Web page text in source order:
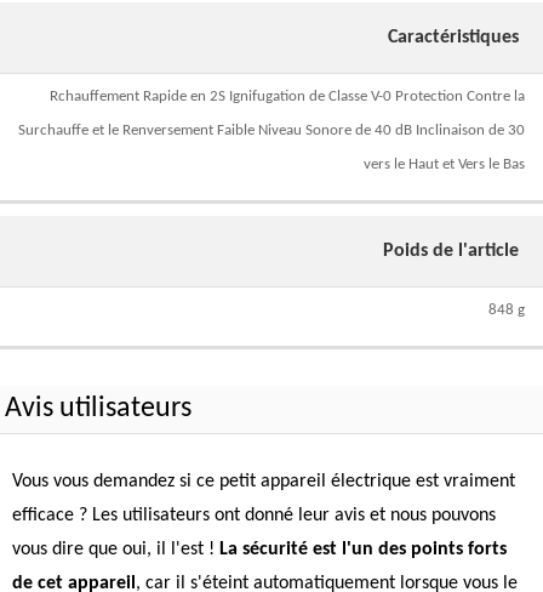
Caractéristiques
Rchauffement Rapide en 2S Ignifugation de Classe V-0 Protection Contre la
Surchauffe et le Renversement Faible Niveau Sonore de 40 dB Inclinaison de 30
vers le Haut et Vers le Bas
Poids de l'article
848 g
Avis utilisateurs
Vous vous demandez si ce petit appareil électrique est vraiment
efficace ? Les utilisateurs ont donné leur avis et nous pouvons
vous dire que oui, il l'est ! La sécurité est l'un des points forts
de cet appareil , car il s'éteint automatiquement lorsque vous le